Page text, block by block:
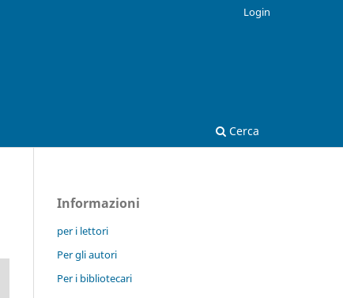
Cerca
Login
Informazioni
per i lettori
Per gli autori
Per i bibliotecari